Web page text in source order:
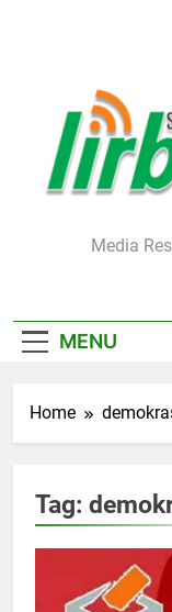
Media
MENU
Home
Tag: